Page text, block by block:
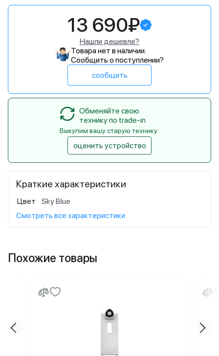
Краткие характеристики
Цвет
Sky Blue
Смотреть все характеристики
13 690₽
Нашли дешевле?
Товара нет в наличии.
Сообщить о поступлении?
сообщить
Обменяйте свою
технику по trade-in
Выкупим вашу старую технику
оценить устройство
Похожие товары